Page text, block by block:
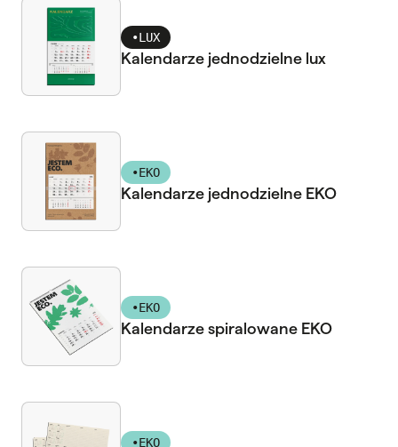
•LUX
Kalendarze jednodzielne lux
•EKO
Kalendarze jednodzielne EKO
•EKO
Kalendarze spiralowane EKO
•EKO